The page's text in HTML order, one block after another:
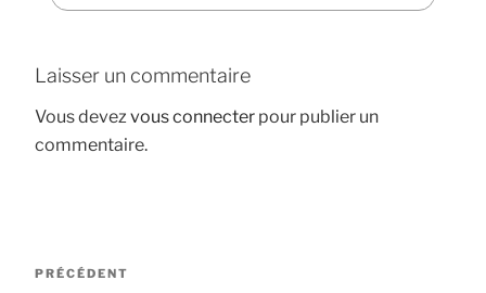
Laisser un commentaire
Vous devezvous connecter pour publier un
commentaire.
Navigation
Article
PRÉCÉDENT